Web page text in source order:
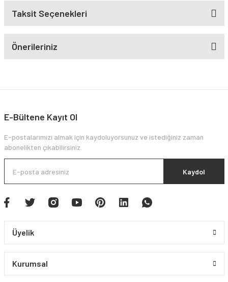
Taksit Seçenekleri
Önerileriniz
E-Bültene Kayıt Ol
E-postalarımızı almak için kaydoluyorsunuz ve istediğiniz zaman
abonelikten çıkabilirsiniz.
Kaydol
Üyelik
Kurumsal